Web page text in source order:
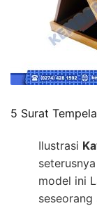
5 Surat
Ilustrasi
model ini
seseorang